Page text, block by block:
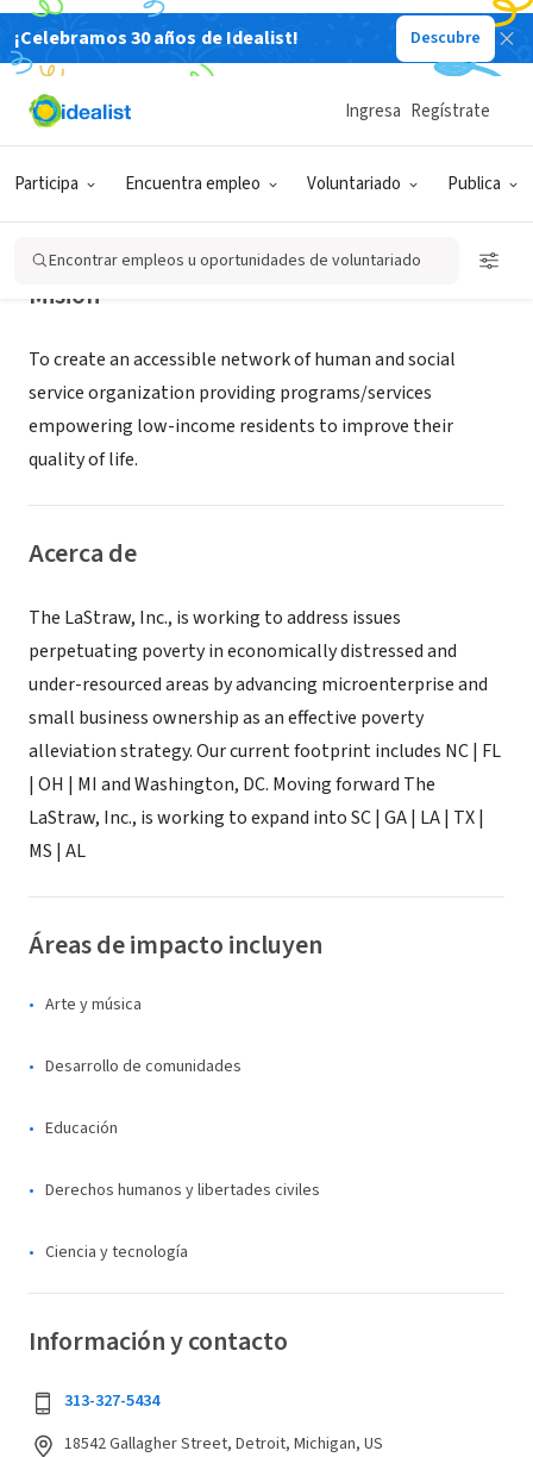
¡Celebramos 30 años de Idealist! Descubre
Participa Encuentra empleo Voluntariado Publica
Ingresa Regístrate
Encontrar empleos u oportunidades de voluntariado
ORGANIZACIÓN SIN FIN DE LUCRO
The LaStraw, Inc.
Misión
To create an accessible network of human and social
service organization providing programs/services
empowering low-income residents to improve their
quality of life.
Acerca de
The LaStraw, Inc., is working to address issues
perpetuating poverty in economically distressed and
under-resourced areas by advancing microenterprise and
small business ownership as an effective poverty
alleviation strategy. Our current footprint includes NC | FL
| OH | MI and Washington, DC. Moving forward The
LaStraw, Inc., is working to expand into SC | GA | LA | TX |
MS | AL
Áreas de impacto incluyen
Arte y música
Desarrollo de comunidades
Educación
Derechos humanos y libertades civiles
Ciencia y tecnología
Información y contacto
313-327-5434
18542 Gallagher Street, Detroit, Michigan, US